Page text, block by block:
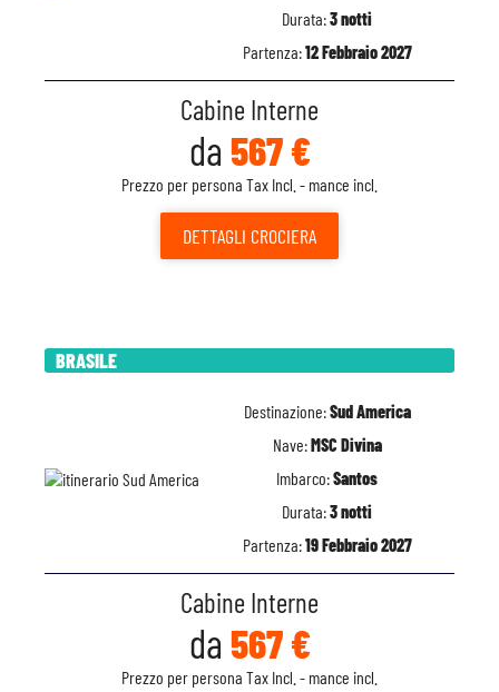
Durata:3 notti
Partenza:12 Febbraio 2027
Cabine Interne
da 567 €
Prezzo per persona Tax Incl. - mance incl.
DETTAGLI CROCIERA
BRASILE
Destinazione:Sud America
Nave:MSC Divina
Imbarco:Santos
Durata:3 notti
Partenza:19 Febbraio 2027
Cabine Interne
da 567 €
Prezzo per persona Tax Incl. - mance incl.